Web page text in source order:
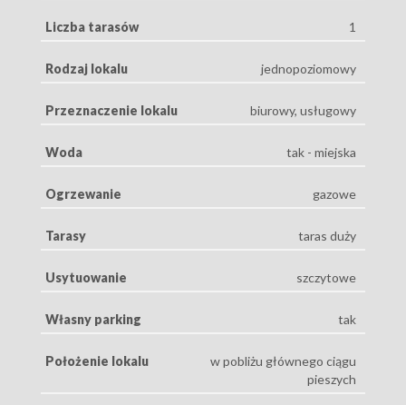
Liczba tarasów 1
Rodzaj lokalu jednopoziomowy
Przeznaczenie lokalu biurowy, usługowy
Woda tak - miejska
Ogrzewanie gazowe
Tarasy taras duży
Usytuowanie szczytowe
Własny parking tak
Położenie lokalu
w pobliżu głównego ciągu
pieszych